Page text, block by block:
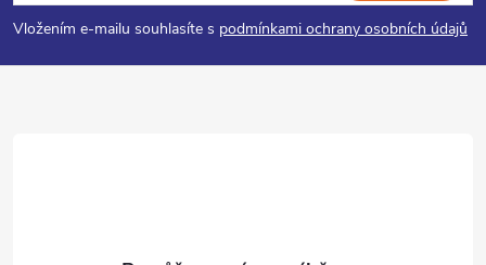
p
a
Vložením e-mailu souhlasíte s podmínkami ochrany osobních údajů